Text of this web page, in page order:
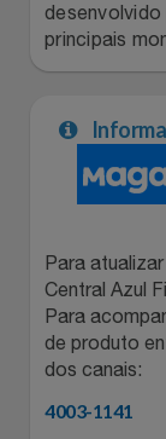
Perfumaria
Relógios
Saúde E Bem-
Portal Das
Stanley Pmi
The Bar
Top Store
principais
Para
Central Azul
Para
de produto
dos canais:
4003-1141